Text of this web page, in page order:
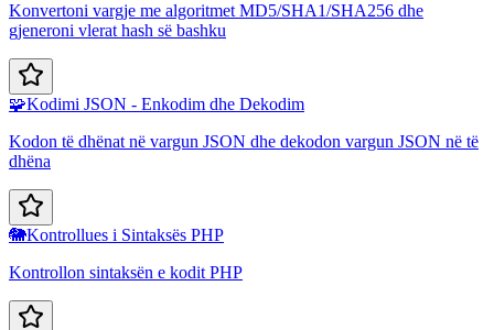
Konvertoni vargje me algoritmet MD5/SHA1/SHA256 dhe
gjeneroni vlerat hash së bashku
🧩Kodimi JSON - Enkodim dhe Dekodim
Kodon të dhënat në vargun JSON dhe dekodon vargun JSON në të
dhëna
🐘Kontrollues i Sintaksës PHP
Kontrollon sintaksën e kodit PHP